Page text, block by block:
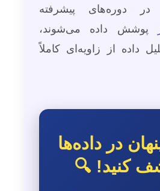
در دوره‌های پیشرفته
پوشش داده می‌شوند،
داده از زاویه‌ای کاملاً
در داده‌ها
کنید! 🔍